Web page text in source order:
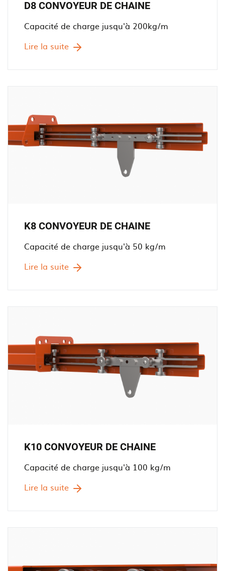
D8 CONVOYEUR DE CHAINE
Capacité de charge jusqu'à 200kg/m
Lire la suite
K8 CONVOYEUR DE CHAINE
Capacité de charge jusqu'à 50 kg/m
Lire la suite
K10 CONVOYEUR DE CHAINE
Capacité de charge jusqu'à 100 kg/m
Lire la suite